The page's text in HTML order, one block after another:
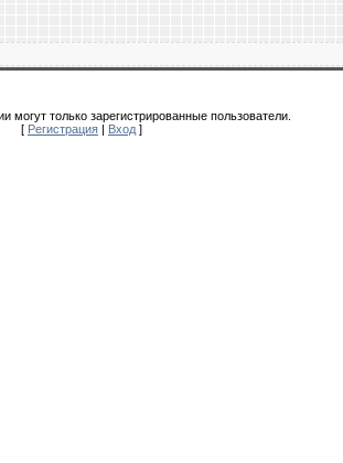
могут только зарегистрированные пользователи.
[ Регистрация | Вход ]